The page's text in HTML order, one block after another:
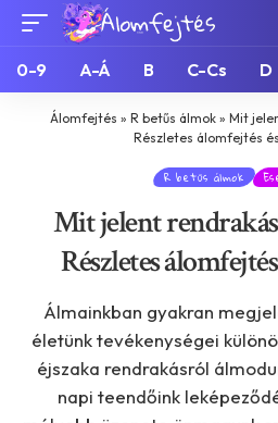
0-9 A-Á B C-Cs D
Álomfejtés » R betűs álmok» Mit
Részletes álomfejtés
R betűs álmok
Mit jelent
Részletes
Álmainkban gyakran
életünk tevékenységei
éjszaka rendrakásról
napi teendőink